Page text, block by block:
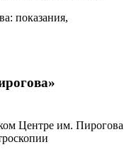
Центре им. Пирогова